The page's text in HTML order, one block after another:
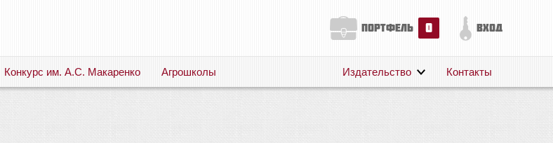
портфель 0 вход
Конкурс им. А.С. Макаренко Агрошколы Издательство Контакты